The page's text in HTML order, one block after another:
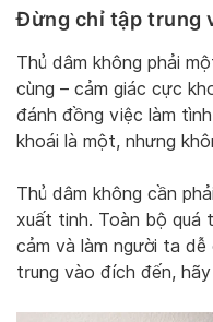
Đừng chỉ tập trung
Thủ dâm không phải
cùng – cảm giác cực
đánh đồng việc làm
khoái là một, nhưng
Thủ dâm không cần
xuất tinh. Toàn bộ quá
cảm và làm người ta
trung vào đích đến,